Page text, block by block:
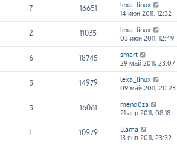
7 16651
lexa_linux
14 июн 2011, 12:32
2 11035
lexa_linux
03 июн 2011, 12:49
6 18745
smart
29 май 2011, 23:07
5 14979
lexa_linux
09 май 2011, 20:23
5 16061
mend0za
21 апр 2011, 08:18
1 10979
Llama
13 янв 2011, 23:32